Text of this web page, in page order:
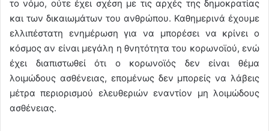
το νόμο, ούτε έχει σχέση με τις αρχές της δημοκρατίας
και των δικαιωμάτων του ανθρώπου. Καθημερινά έχουμε
ελλιπέστατη ενημέρωση για να μπορέσει να κρίνει ο
κόσμος αν είναι μεγάλη η θνητότητα του κορωνοϊού, ενώ
έχει διαπιστωθεί ότι ο κορωνοϊός δεν είναι θέμα
λοιμώδους ασθένειας, επομένως δεν μπορείς να λάβεις
μέτρα περιορισμού ελευθεριών εναντίον μη λοιμώδους
ασθένειας.